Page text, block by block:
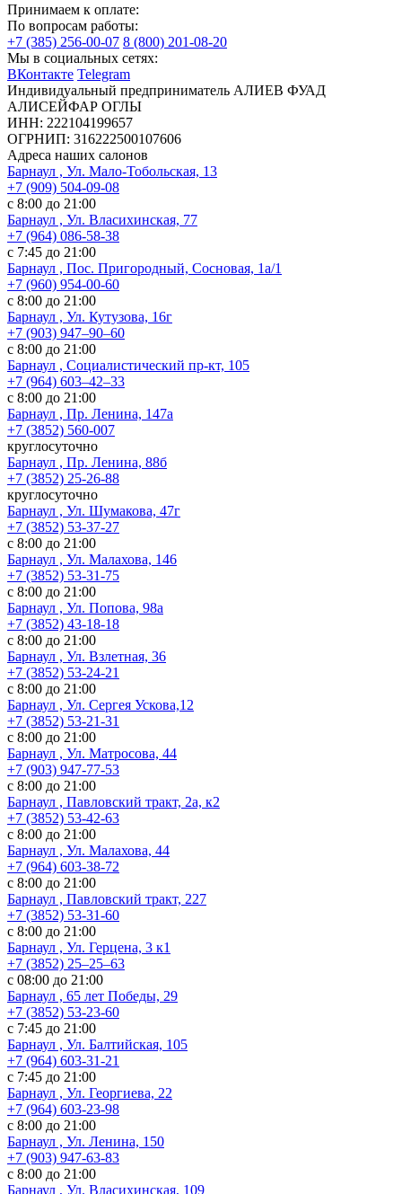
Принимаем к оплате:
По вопросам работы:
+7 (385) 256-00-07 8 (800) 201-08-20
Мы в социальных сетях:
ВКонтакте Telegram
Индивидуальный предприниматель АЛИЕВ ФУАД
АЛИСЕЙФАР ОГЛЫ
ИНН: 222104199657
ОГРНИП: 316222500107606
Адреса наших салонов
Барнаул , Ул. Мало-Тобольская, 13
+7 (909) 504-09-08
с 8:00 до 21:00
Барнаул , Ул. Власихинская, 77
+7 (964) 086-58-38
с 7:45 до 21:00
Барнаул , Пос. Пригородный, Сосновая, 1а/1
+7 (960) 954-00-60
с 8:00 до 21:00
Барнаул , Ул. Кутузова, 16г
+7 (903) 947‒90‒60
с 8:00 до 21:00
Барнаул , Социалистический пр-кт, 105
+7 (964) 603‒42‒33
с 8:00 до 21:00
Барнаул , Пр. Ленина, 147а
+7 (3852) 560-007
круглосуточно
Барнаул , Пр. Ленина, 88б
+7 (3852) 25-26-88
круглосуточно
Барнаул , Ул. Шумакова, 47г
+7 (3852) 53-37-27
с 8:00 до 21:00
Барнаул , Ул. Малахова, 146
+7 (3852) 53-31-75
с 8:00 до 21:00
Барнаул , Ул. Попова, 98а
+7 (3852) 43-18-18
с 8:00 до 21:00
Барнаул , Ул. Взлетная, 36
+7 (3852) 53-24-21
с 8:00 до 21:00
Барнаул , Ул. Сергея Ускова,12
+7 (3852) 53-21-31
с 8:00 до 21:00
Барнаул , Ул. Матросова, 44
+7 (903) 947-77-53
с 8:00 до 21:00
Барнаул , Павловский тракт, 2а, к2
+7 (3852) 53-42-63
с 8:00 до 21:00
Барнаул , Ул. Малахова, 44
+7 (964) 603-38-72
с 8:00 до 21:00
Барнаул , Павловский тракт, 227
+7 (3852) 53-31-60
с 8:00 до 21:00
Барнаул , Ул. ​Герцена, 3 к1
+7 (3852) 25‒25‒63
с 08:00 до 21:00
Барнаул , 65 лет Победы, 29
+7 (3852) 53-23-60
с 7:45 до 21:00
Барнаул , Ул. Балтийская, 105
+7 (964) 603-31-21
с 7:45 до 21:00
Барнаул , Ул. Георгиева, 22
+7 (964) 603-23-98
с 8:00 до 21:00
Барнаул , Ул. Ленина, 150
+7 (903) 947-63-83
с 8:00 до 21:00
Барнаул , Ул. Власихинская, 109